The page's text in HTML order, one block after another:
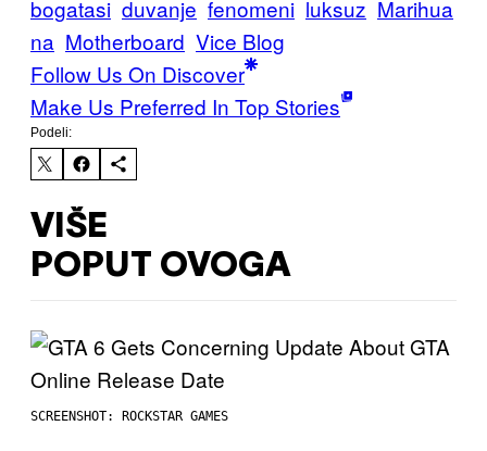
bogatasi duvanje fenomeni luksuz Marihua
na Motherboard Vice Blog
Follow Us On Discover
Make Us Preferred In Top Stories
Podeli:
VIŠE
POPUT OVOGA
SCREENSHOT: ROCKSTAR GAMES